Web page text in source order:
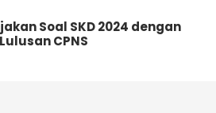
Soal SKD 2024 dengan
CPNS